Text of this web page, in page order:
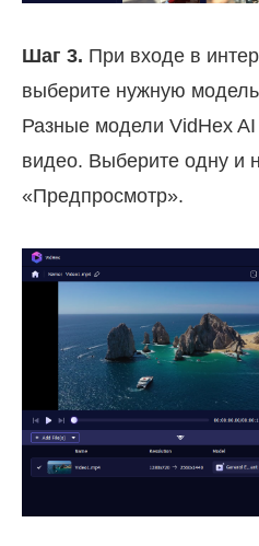
Шаг 3. При входе в
выберите нужную модель
Разные модели VidHex
видео. Выберите одну и
«Предпросмотр».